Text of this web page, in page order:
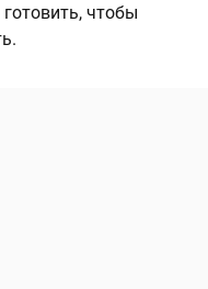
чтобы